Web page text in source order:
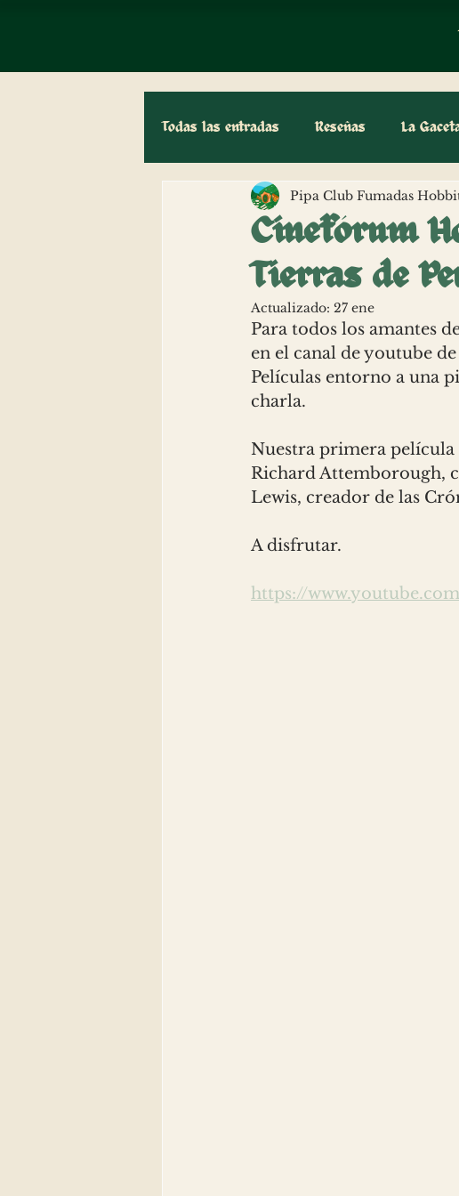
Todas las entradas Reseñas La
Biblioteca Entrevistas
Cinefórum
Tierras de
Pipa Club Fumadas
Actualizado: 27 ene
Para todos los amantes
en el canal de youtube
Películas entorno a una
charla.
Nuestra primera película
Richard Attemborough,
Lewis, creador de las
A disfrutar.
https://